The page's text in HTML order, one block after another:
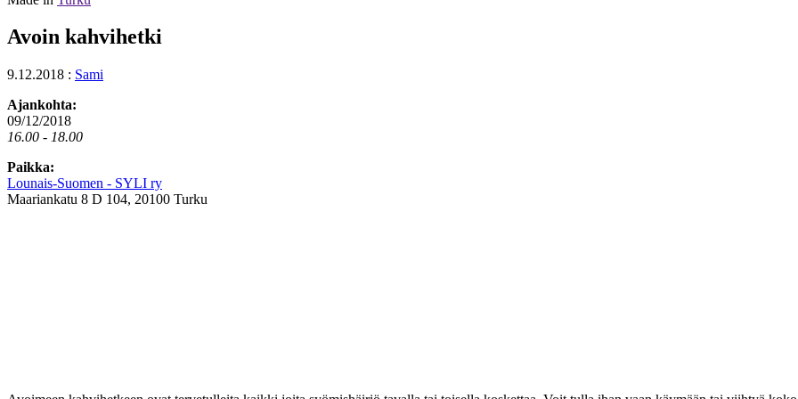
Avoin kahvihetki
9.12.2018 : Sami
Ajankohta:
09/12/2018
16.00 - 18.00
Paikka:
Lounais-Suomen - SYLI ry
Maariankatu 8 D 104, 20100 Turku